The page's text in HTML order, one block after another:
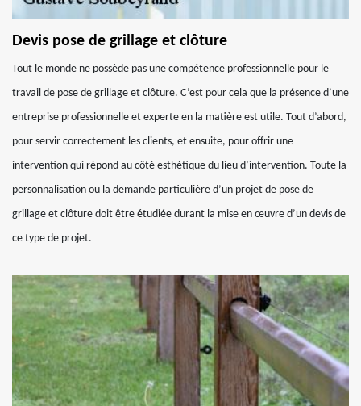
Devis pose de grillage et clôture
Tout le monde ne possède pas une compétence professionnelle pour le
travail de pose de grillage et clôture. C’est pour cela que la présence d’une
entreprise professionnelle et experte en la matière est utile. Tout d’abord,
pour servir correctement les clients, et ensuite, pour offrir une
intervention qui répond au côté esthétique du lieu d’intervention. Toute la
personnalisation ou la demande particulière d’un projet de pose de
grillage et clôture doit être étudiée durant la mise en œuvre d’un devis de
ce type de projet.